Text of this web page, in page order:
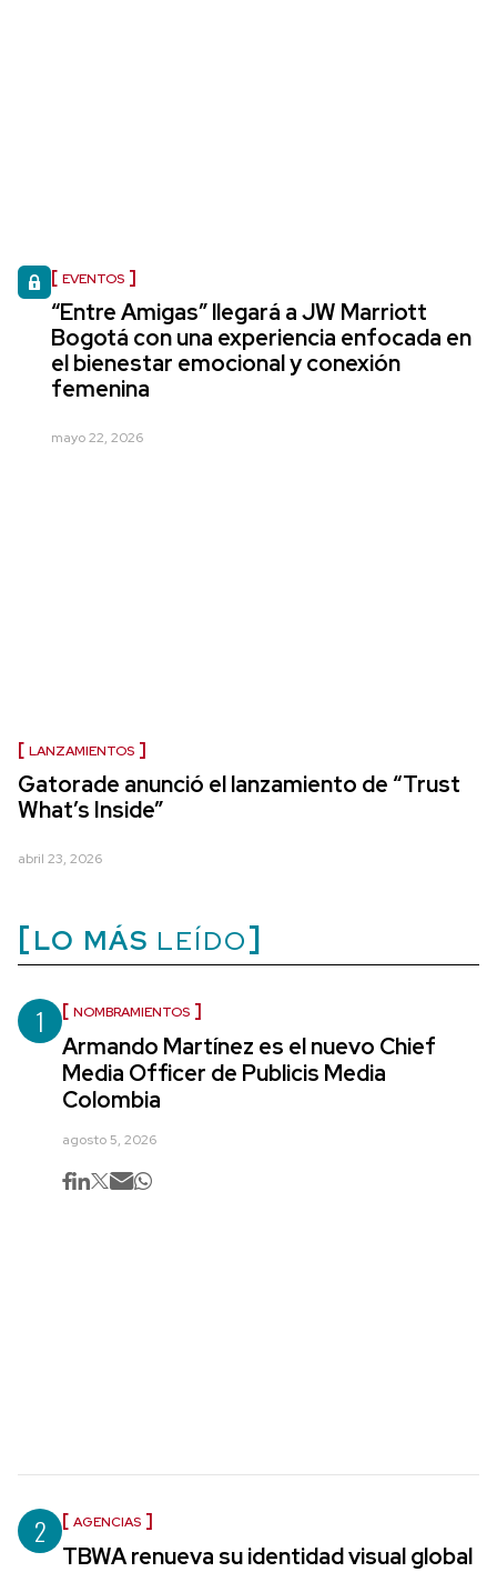
EVENTOS
“Entre Amigas” llegará a JW Marriott
Bogotá con una experiencia enfocada en
el bienestar emocional y conexión
femenina
mayo 22, 2026
LANZAMIENTOS
Gatorade anunció el lanzamiento de “Trust
What’s Inside”
abril 23, 2026
LO MÁS LEÍDO
1 NOMBRAMIENTOS
Armando Martínez es el nuevo Chief
Media Officer de Publicis Media
Colombia
agosto 5, 2026
2 AGENCIAS
TBWA renueva su identidad visual global